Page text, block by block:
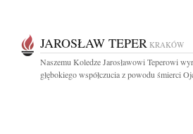
JAROSŁAW TEPER KRAKÓW
Naszemu Koledze Jarosławowi Teperowi
głębokiego współczucia z powodu śmierci